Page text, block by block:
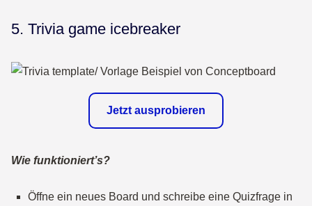
5. Trivia game icebreaker
Jetzt ausprobieren
Wie funktioniert’s?
Öffne ein neues Board und schreibe eine Quizfrage in